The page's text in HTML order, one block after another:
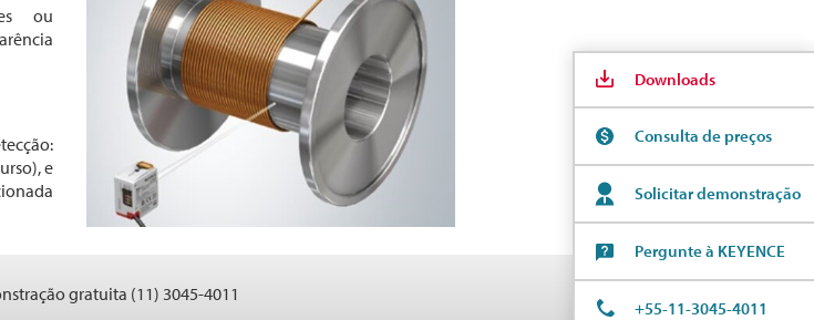
ou
e
gratuita (11) 3045-4011
Downloads
Consulta de preços
Solicitar demonstração
Pergunte à KEYENCE
+55-11-3045-4011